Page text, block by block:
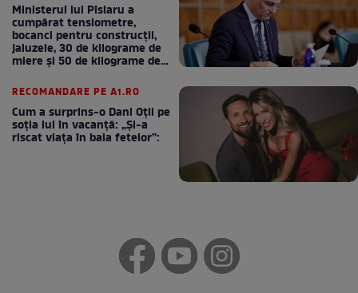
Ministerul lui Pîslaru a
cumpărat tensiometre,
bocanci pentru construcții,
jaluzele, 30 de kilograme de
miere și 50 de kilograme de
RECOMANDARE PE A1.RO
Cum a surprins-o Dani Oțil pe
soția lui în vacanță: „Și-a
riscat viața în baia fetelor”: